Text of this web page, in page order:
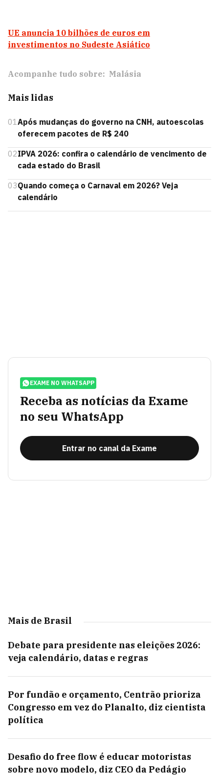
UE anuncia 10 bilhões de euros em
investimentos no Sudeste Asiático
Acompanhe tudo sobre: Malásia
Mais lidas
01Após mudanças do governo na CNH, autoescolas
oferecem pacotes de R$ 240
02IPVA 2026: confira o calendário de vencimento de
cada estado do Brasil
03Quando começa o Carnaval em 2026? Veja
calendário
EXAME NO WHATSAPP
Receba as notícias da Exame
no seu WhatsApp
Entrar no canal da Exame
Mais de Brasil
Debate para presidente nas eleições 2026:
veja calendário, datas e regras
Por fundão e orçamento, Centrão prioriza
Congresso em vez do Planalto, diz cientista
política
Desafio do free flow é educar motoristas
sobre novo modelo, diz CEO da Pedágio